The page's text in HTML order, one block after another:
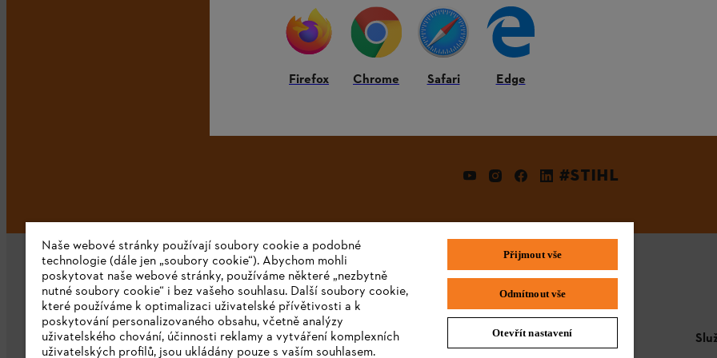
E-MAILOVÁ ADRESA
#STIHL
Společnost
Firefox Chrome Safari Edge
Naše webové stránky používají soubory cookie a podobné
technologie (dále jen „soubory cookie“). Abychom mohli
poskytovat naše webové stránky, používáme některé „nezbytně
nutné soubory cookie“ i bez vašeho souhlasu. Další soubory cookie,
které používáme k optimalizaci uživatelské přívětivosti a k
poskytování personalizovaného obsahu, včetně analýzy
uživatelského chování, účinnosti reklamy a vytváření komplexních
uživatelských profilů, jsou ukládány pouze s vaším souhlasem.
Přijmout vše
Odmítnout vše
Otevřít nastavení